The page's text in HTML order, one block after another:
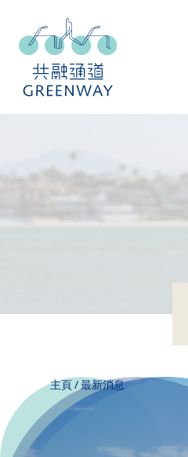
主頁/最新消息